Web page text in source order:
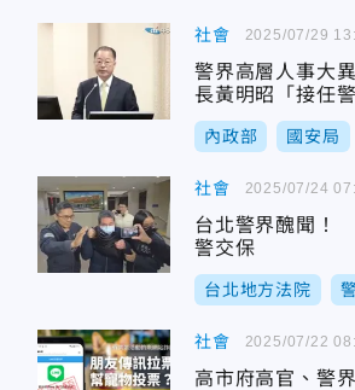
社會
警界高層人事大
長黃明昭「接任警
內政部 國安局
2025/07/29
社會
台北警界醜聞！
警交保
台北地方法院
2025/07/24
社會
高市府高官、警
2025/07/22